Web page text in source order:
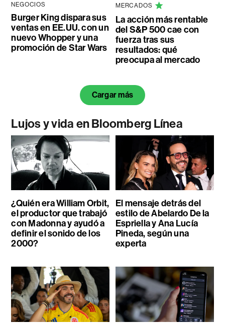
NEGOCIOS
Burger King dispara sus
ventas en EE.UU. con un
nuevo Whopper y una
promoción de Star Wars
MERCADOS
La acción más rentable
del S&P 500 cae con
fuerza tras sus
resultados: qué
preocupa al mercado
Cargar más
Lujos y vida en Bloomberg Línea
¿Quién era William Orbit,
el productor que trabajó
con Madonna y ayudó a
definir el sonido de los
2000?
El mensaje detrás del
estilo de Abelardo De la
Espriella y Ana Lucía
Pineda, según una
experta